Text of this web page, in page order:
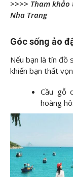
>>>> Tham
Nha Trang
Góc sống ảo
Nếu bạn là tín đồ
khiến bạn thất
Cầu gỗ
hoàng